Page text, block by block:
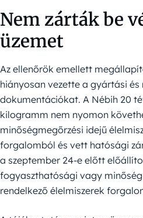
Nem zárták be
üzemet
Az ellenőrök emellett
hiányosan vezette a gyártási
dokumentációkat. A Nébih 20
kilogramm nem nyomon
minőségmegőrzési idejű
forgalomból és vett hatósági
a szeptember 24-e előtt
fogyaszthatósági vagy
rendelkező élelmiszerek